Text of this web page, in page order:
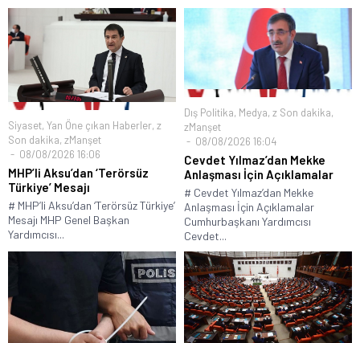
Siyaset, Yan Öne çıkan Haberler, z
Son dakika, zManşet
08/08/2026 16:06
MHP’li Aksu’dan ‘Terörsüz
Türkiye’ Mesajı
# MHP’li Aksu’dan ‘Terörsüz Türkiye’
Mesajı MHP Genel Başkan
Yardımcısı...
Dış Politika, Medya, z Son dakika,
zManşet
08/08/2026 16:04
Cevdet Yılmaz’dan Mekke
Anlaşması İçin Açıklamalar
# Cevdet Yılmaz’dan Mekke
Anlaşması İçin Açıklamalar
Cumhurbaşkanı Yardımcısı
Cevdet...